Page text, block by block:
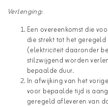
Verlenging:
Een overeenkomst die
die strekt tot het
(elektriciteit daaronder
stilzwijgend worden
bepaalde duur.
In afwijking van het
voor bepaalde tijd is
geregeld afleveren van